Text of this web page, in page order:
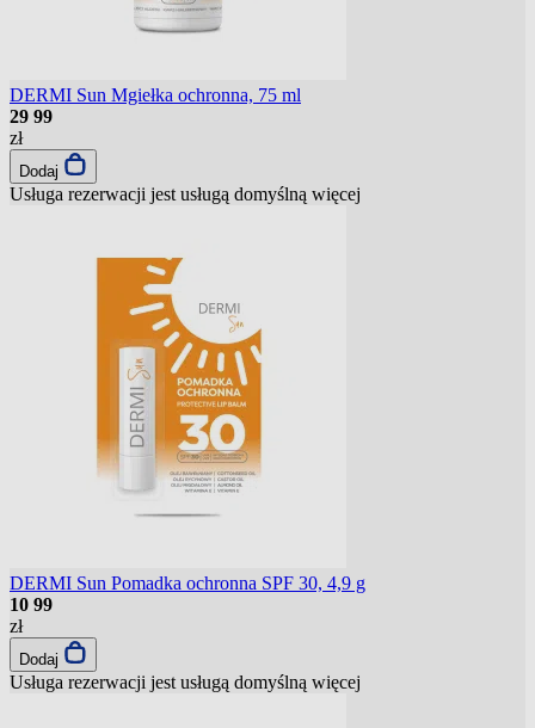
DERMI Sun Mgiełka ochronna, 75 ml
29 99
zł
Dodaj
Usługa rezerwacji jest usługą domyślną więcej
DERMI Sun Pomadka ochronna SPF 30, 4,9 g
10 99
zł
Dodaj
Usługa rezerwacji jest usługą domyślną więcej